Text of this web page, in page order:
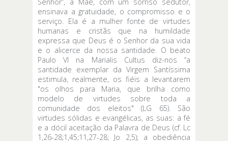
ensinava a gratuidade, o compromisso e o
serviço. Ela é a mulher fonte de virtudes
humanas e cristãs que na humildade
expressa que Deus é o Senhor da sua vida
e o alicerce da nossa santidade. O beato
Paulo VI na Marialis Cultus diz-nos “a
santidade exemplar da Virgem Santíssima
estimula, realmente, os fiéis a levantarem
"os olhos para Maria, que brilha como
modelo de virtudes sobre toda a
comunidade dos eleitos" (LG 65). São
virtudes sólidas e evangélicas, as suas: a fé
e a dócil aceitação da Palavra de Deus (cf. Lc
1,26-28;1,45;11,27-28; Jo 2,5); a obediência